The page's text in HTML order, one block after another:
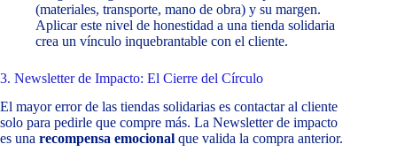
(materiales, transporte, mano de obra) y su margen.
Aplicar este nivel de honestidad a una tienda solidaria
crea un vínculo inquebrantable con el cliente.
3. Newsletter de Impacto: El Cierre del Círculo
El mayor error de las tiendas solidarias es contactar al cliente
solo para pedirle que compre más. La Newsletter de impacto
es una recompensa emocional que valida la compra anterior.